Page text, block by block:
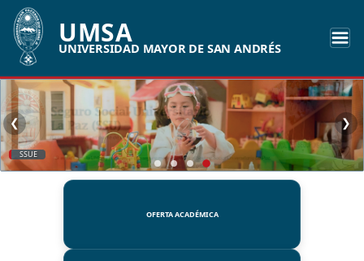
UMSA
UNIVERSIDAD MAYOR DE SAN ANDRÉS
SSUE
❮ ❯
OFERTA ACADÉMICA